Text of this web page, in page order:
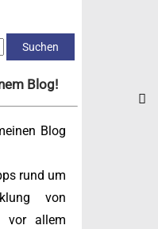
Blog!
Blog
rund um
von
vor allem